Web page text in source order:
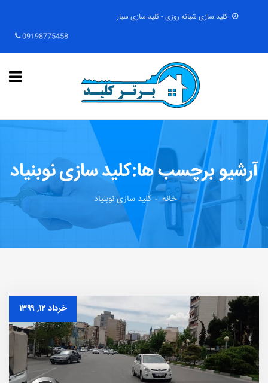
کلید سازی شبانه روزی - کلید سازی سیار
09198775458
آرشیو برچسب ها:کلید سازی نوبنیاد
خانه کلید سازی نوبنیاد
خرداد ۱۲, ۱۳۹۹